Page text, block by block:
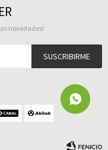
novedades!
SUSCRIBIRME